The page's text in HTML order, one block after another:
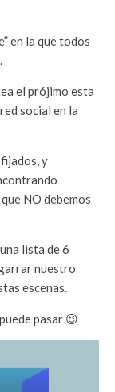
en la que todos
el prójimo esta
social en la
y
NO debemos
lista de 6
nuestro
escenas.
pasar 😉